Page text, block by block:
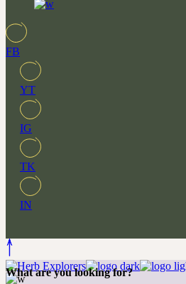
FB
YT
IG
TK
IN
What are you looking for?